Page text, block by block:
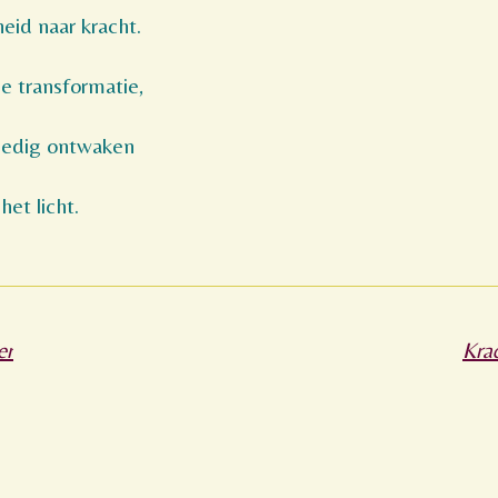
naar kracht.
transformatie,
ontwaken
licht.